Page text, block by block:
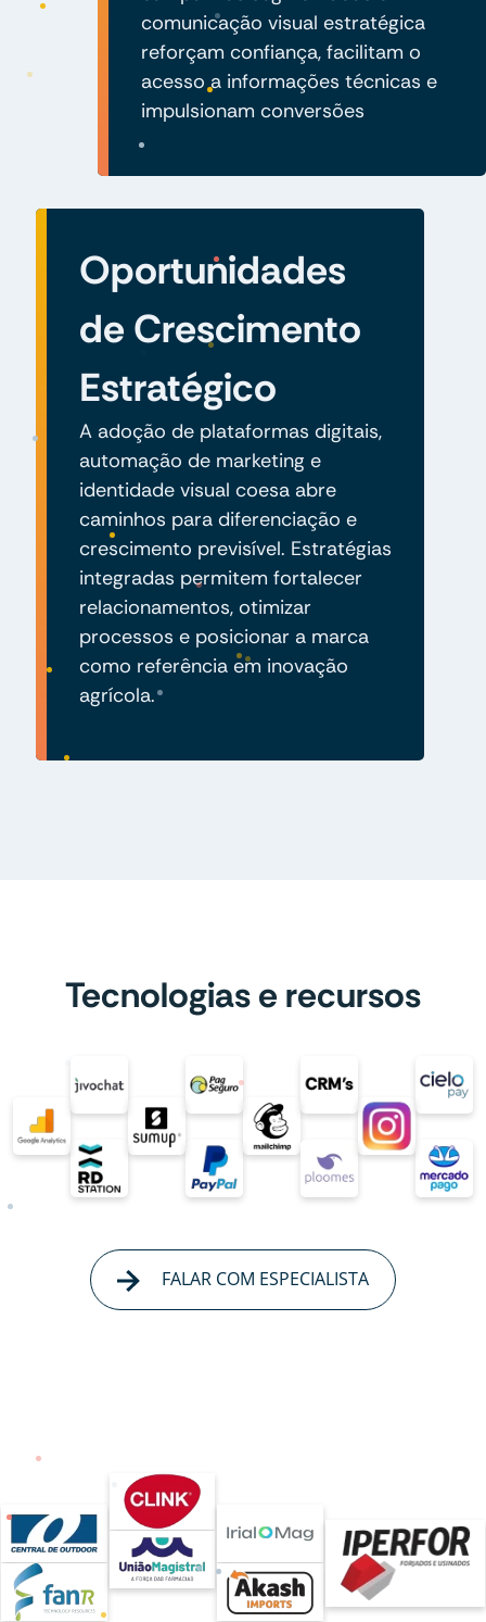
comunicação visual estratégica
reforçam confiança, facilitam o
acesso a informações técnicas e
impulsionam conversões
Oportunidades
de Crescimento
Estratégico
A adoção de plataformas digitais,
automação de marketing e
identidade visual coesa abre
caminhos para diferenciação e
crescimento previsível. Estratégias
integradas permitem fortalecer
relacionamentos, otimizar
processos e posicionar a marca
como referência em inovação
agrícola.
Tecnologias e recursos
FALAR COM ESPECIALISTA